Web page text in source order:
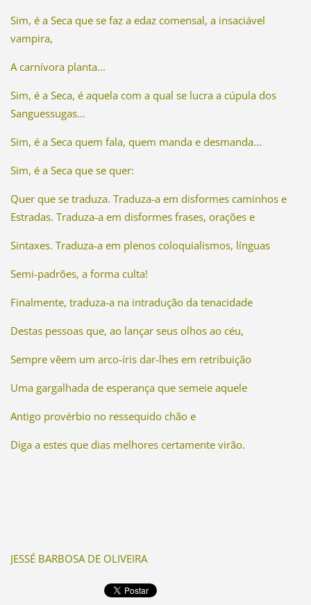
Sim, é a Seca que se faz a edaz comensal, a insaciável
vampira,
A carnívora planta...
Sim, é a Seca, é aquela com a qual se lucra a cúpula dos
Sanguessugas...
Sim, é a Seca quem fala, quem manda e desmanda...
Sim, é a Seca que se quer:
Quer que se traduza. Traduza-a em disformes caminhos e
Estradas. Traduza-a em disformes frases, orações e
Sintaxes. Traduza-a em plenos coloquialismos, línguas
Semi-padrões, a forma culta!
Finalmente, traduza-a na intradução da tenacidade
Destas pessoas que, ao lançar seus olhos ao céu,
Sempre vêem um arco-íris dar-lhes em retribuição
Uma gargalhada de esperança que semeie aquele
Antigo provérbio no ressequido chão e
Diga a estes que dias melhores certamente virão.
JESSÉ BARBOSA DE OLIVEIRA